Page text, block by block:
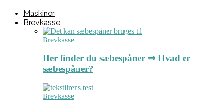
Maskiner
Brevkasse
Brevkasse
Her finder du sæbespåner ⇒ Hvad er
sæbespåner?
Brevkasse